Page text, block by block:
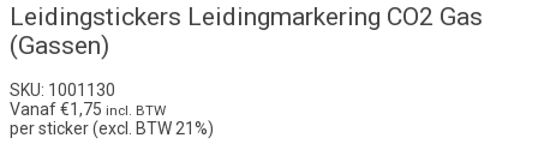
Leidingstickers Leidingmarkering CO2 Gas
(Gassen)
SKU: 1001130
Vanaf€1,75 incl. BTW
per sticker (excl. BTW 21%)